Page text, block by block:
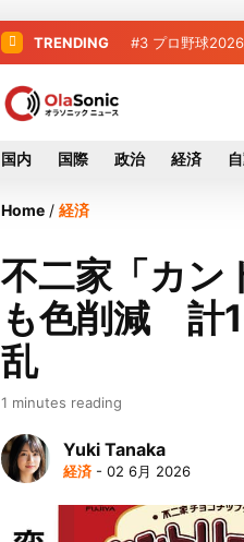
TRENDING #3 プロ野球
国内 国際 政治 経済
Home / 経済
不二家「カン
も色削減 計
乱
1 minutes reading
Yuki Tanaka
経済 - 02 6月 2026